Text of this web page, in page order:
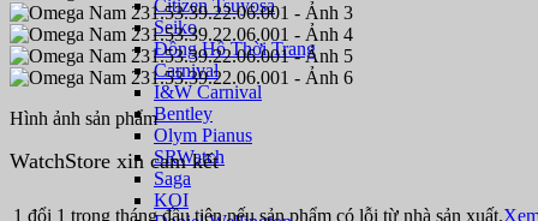
Citizen Tsuyosa
Seiko
Đồng Hồ Thời Trang
Carnival
I&W Carnival
Bentley
Olym Pianus
SRWatch
Saga
KOI
Hình ảnh sản phẩm
WatchStore xin cam kết
1 đổi 1 trong tháng đầu tiên nếu sản phẩm có lỗi từ nhà sản xuất.